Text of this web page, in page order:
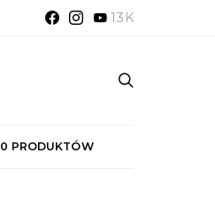
13K
0 PRODUKTÓW